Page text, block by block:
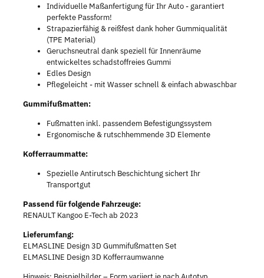
Individuelle Maßanfertigung für Ihr Auto - garantiert
perfekte Passform!
Strapazierfähig & reißfest dank hoher Gummiqualität
(TPE Material)
Geruchsneutral dank speziell für Innenräume
entwickeltes schadstoffreies Gummi
Edles Design
Pflegeleicht - mit Wasser schnell & einfach abwaschbar
Gummifußmatten:
Fußmatten inkl. passendem Befestigungssystem
Ergonomische & rutschhemmende 3D Elemente
Kofferraummatte:
Spezielle Antirutsch Beschichtung sichert Ihr
Transportgut
Passend für folgende Fahrzeuge:
RENAULT Kangoo E-Tech ab 2023
Lieferumfang:
ELMASLINE Design 3D Gummifußmatten Set
ELMASLINE Design 3D Kofferraumwanne